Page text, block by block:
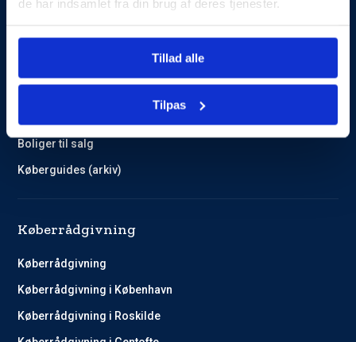
de har indsamlet fra din brug af deres tjenester.
Tillad alle
Tilpas
Boliger til salg
Køberguides (arkiv)
Køberrådgivning
Køberrådgivning
Køberrådgivning i København
Køberrådgivning i Roskilde